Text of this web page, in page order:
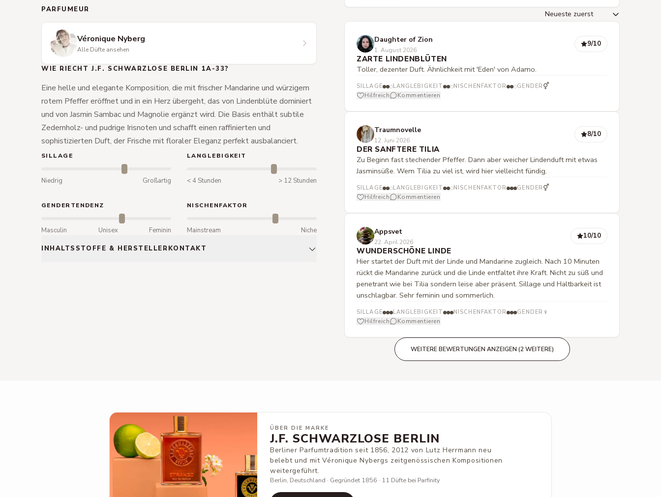
PARFUMEUR
Véronique Nyberg
Alle Düfte ansehen
WIE RIECHT J.F. SCHWARZLOSE BERLIN 1A-33?
Eine helle und elegante Komposition, die mit frischer Mandarine und würzigem
rotem Pfeffer eröffnet und in ein Herz übergeht, das von Lindenblüte dominiert
und von Jasmin Sambac und Magnolie ergänzt wird. Die Basis enthält subtile
Zedernholz- und pudrige Irisnoten und schafft einen raffinierten und
sophistizierten Duft, der Frische mit floraler Eleganz perfekt ausbalanciert.
SILLAGE
Niedrig Großartig
LANGLEBIGKEIT
< 4 Stunden > 12 Stunden
GENDERTENDENZ
Masculin Unisex Feminin
NISCHENFAKTOR
Mainstream Niche
INHALTSSTOFFE & HERSTELLERKONTAKT
Daughter of Zion
1. August 2026
9/10
ZARTE LINDENBLÜTEN
Toller, dezenter Duft. Ähnlichkeit mit 'Eden' von Adamo.
SILLAGE LANGLEBIGKEIT NISCHENFAKTOR GENDER ⚥
Hilfreich Kommentieren
Traumnovelle
12. Juni 2026
8/10
DER SANFTERE TILIA
Zu Beginn fast stechender Pfeffer. Dann aber weicher Lindenduft mit etwas
Jasminsüße. Wem Tilia zu viel ist, wird hier vielleicht fündig.
SILLAGE LANGLEBIGKEIT NISCHENFAKTOR GENDER ⚥
Hilfreich Kommentieren
Appsvet
22. April 2026
10/10
WUNDERSCHÖNE LINDE
Hier startet der Duft mit der Linde und Mandarine zugleich. Nach 10 Minuten
rückt die Mandarine zurück und die Linde entfaltet ihre Kraft. Nicht zu süß und
penetrant wie bei Tilia sondern leise aber präsent. Sillage und Haltbarkeit ist
unschlagbar. Sehr feminin und sommerlich.
SILLAGE LANGLEBIGKEIT NISCHENFAKTOR GENDER ♀
Hilfreich Kommentieren
WEITERE BEWERTUNGEN ANZEIGEN (2 WEITERE)
ÜBER DIE MARKE
J.F. SCHWARZLOSE BERLIN
Berliner Parfumtradition seit 1856, 2012 von Lutz Herrmann neu
belebt und mit Véronique Nybergs zeitgenössischen Kompositionen
weitergeführt.
Berlin, Deutschland · Gegründet 1856 · 11 Düfte bei Parfinity